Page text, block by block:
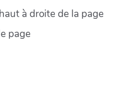
à droite de la page
page